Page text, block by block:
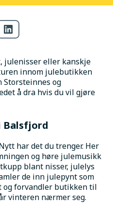
julenisser eller kanskje
innom julebutikken
Storsteinnes og
å dra hvis du vil gjøre
Balsfjord
har det du trenger. Her
og høre julemusikk
blant nisser, julelys
de inn julepynt som
og forvandler butikken til
vinteren nærmer seg.